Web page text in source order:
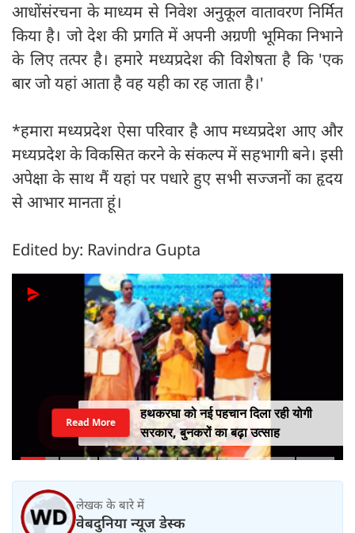
आधोंसंरचना के माध्यम से निवेश अनुकूल वातावरण निर्मित
किया है। जो देश की प्रगति में अपनी अग्रणी भूमिका निभाने
के लिए तत्पर है। हमारे मध्यप्रदेश की विशेषता है कि 'एक
बार जो यहां आता है वह यही का रह जाता है।'
*हमारा मध्यप्रदेश ऐसा परिवार है आप मध्यप्रदेश आए और
मध्यप्रदेश के विकसित करने के संकल्प में सहभागी बने। इसी
अपेक्षा के साथ मैं यहां पर पधारे हुए सभी सज्जनों का हृदय
से आभार मानता हूं।
Edited by: Ravindra Gupta
हथकरघा को नई पहचान दिला रही योगी
सरकार, बुनकरों का बढ़ा उत्साह
Read More
लेखक के बारे में
वेबदुनिया न्यूज डेस्क